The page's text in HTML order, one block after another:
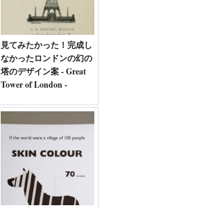
見てみたかった！完成し
なかったロンドンの幻の
塔のデザイン案 - Great
Tower of London -